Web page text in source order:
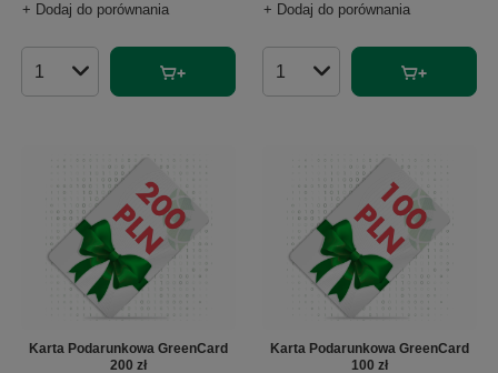
+ Dodaj do porównania
Ilość produktów
+ Dodaj do porównania
Ilość produktów
Karta Podarunkowa GreenCard
200 zł
Karta Podarunkowa GreenCard
100 zł